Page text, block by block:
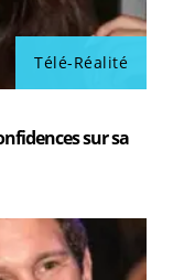
Télé-Réalité
sur sa